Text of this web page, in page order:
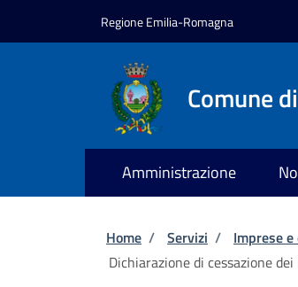
Regione Emilia-Romagna
Comune
Amministrazione
Briciole di
Home / Servizi / Imprese
Dichiarazione di cessazione